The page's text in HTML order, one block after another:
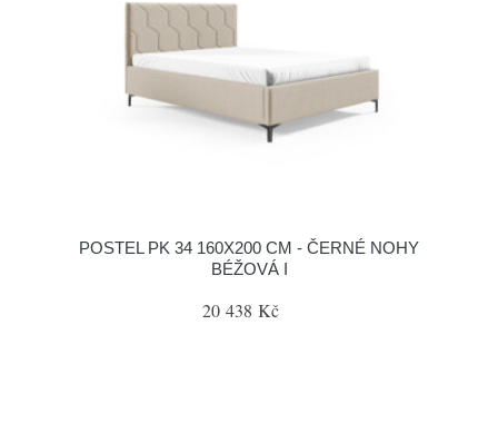
POSTEL PK 34 160X200 CM - ČERNÉ NOHY
BÉŽOVÁ I
20 438 Kč